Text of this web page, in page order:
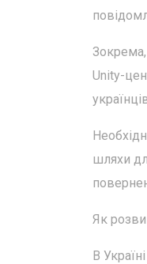
Unity-
шляхи
Як
В